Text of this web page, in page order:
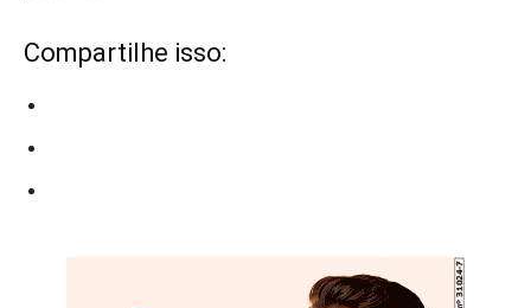
Compartilhe isso: